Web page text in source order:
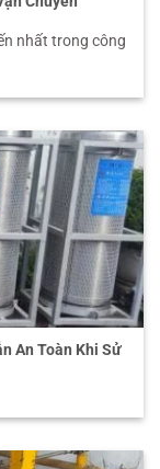
nhất trong công
An Toàn Khi Sử